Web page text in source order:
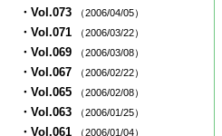
・Vol.073 （2006/04/05）
・Vol.071 （2006/03/22）
・Vol.069 （2006/03/08）
・Vol.067 （2006/02/22）
・Vol.065 （2006/02/08）
・Vol.063 （2006/01/25）
・Vol.061 （2006/01/04）